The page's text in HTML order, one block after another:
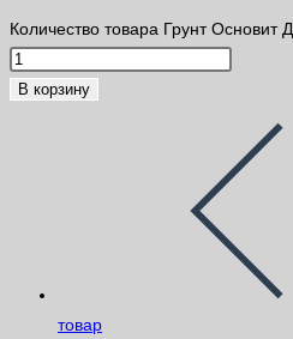
Количество товара Грунт Основит
В корзину
товар